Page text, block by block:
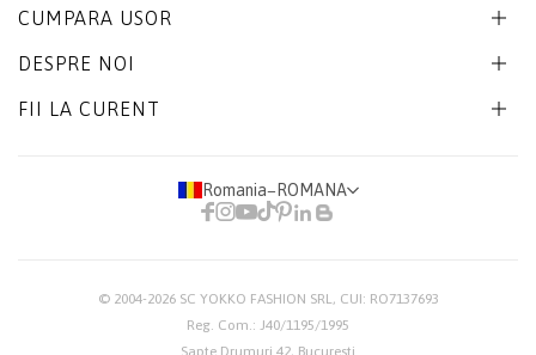
CUMPARA USOR
DESPRE NOI
FII LA CURENT
Romania− ROMANA
© 2004-2026 SC YOKKO FASHION SRL, CUI: RO7137693
Reg. Com.: J40/1195/1995
Sapte Drumuri 42, Bucuresti